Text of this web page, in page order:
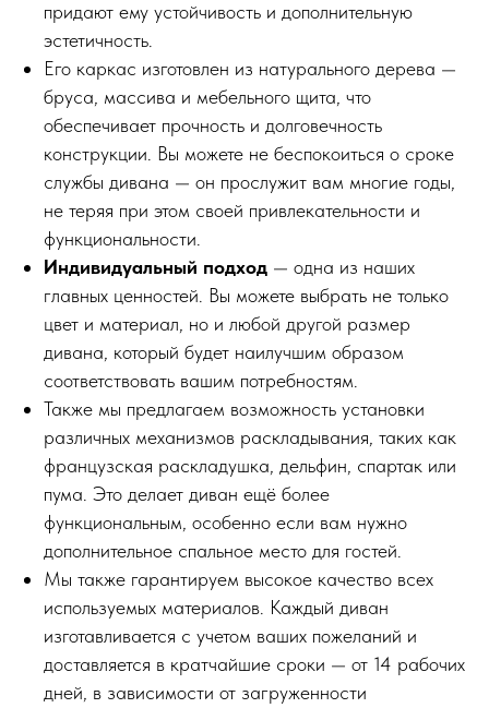
придают ему устойчивость и дополнительную
эстетичность.
Его каркас изготовлен из натурального дерева —
бруса, массива и мебельного щита, что
обеспечивает прочность и долговечность
конструкции. Вы можете не беспокоиться о сроке
службы дивана — он прослужит вам многие годы,
не теряя при этом своей привлекательности и
функциональности.
Индивидуальный подход — одна из наших
главных ценностей. Вы можете выбрать не только
цвет и материал, но и любой другой размер
дивана, который будет наилучшим образом
соответствовать вашим потребностям.
Также мы предлагаем возможность установки
различных механизмов раскладывания, таких как
французская раскладушка, дельфин, спартак или
пума. Это делает диван ещё более
функциональным, особенно если вам нужно
дополнительное спальное место для гостей.
Мы также гарантируем высокое качество всех
используемых материалов. Каждый диван
изготавливается с учетом ваших пожеланий и
доставляется в кратчайшие сроки — от 14 рабочих
дней, в зависимости от загруженности